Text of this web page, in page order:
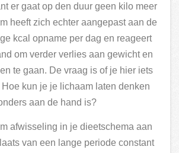
er gaat op den duur geen kilo meer
heeft zich echter aangepast aan de
kcal opname per dag en reageert
om verder verlies aan gewicht en
te gaan. De vraag is of je hier iets
kun je je lichaam laten denken
aan de hand is?
afwisseling in je dieetschema aan
van een lange periode constant